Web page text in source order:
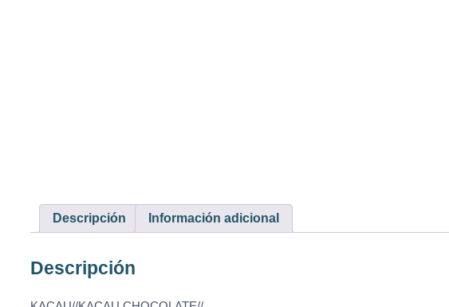
Descripción Información adicional
Descripción